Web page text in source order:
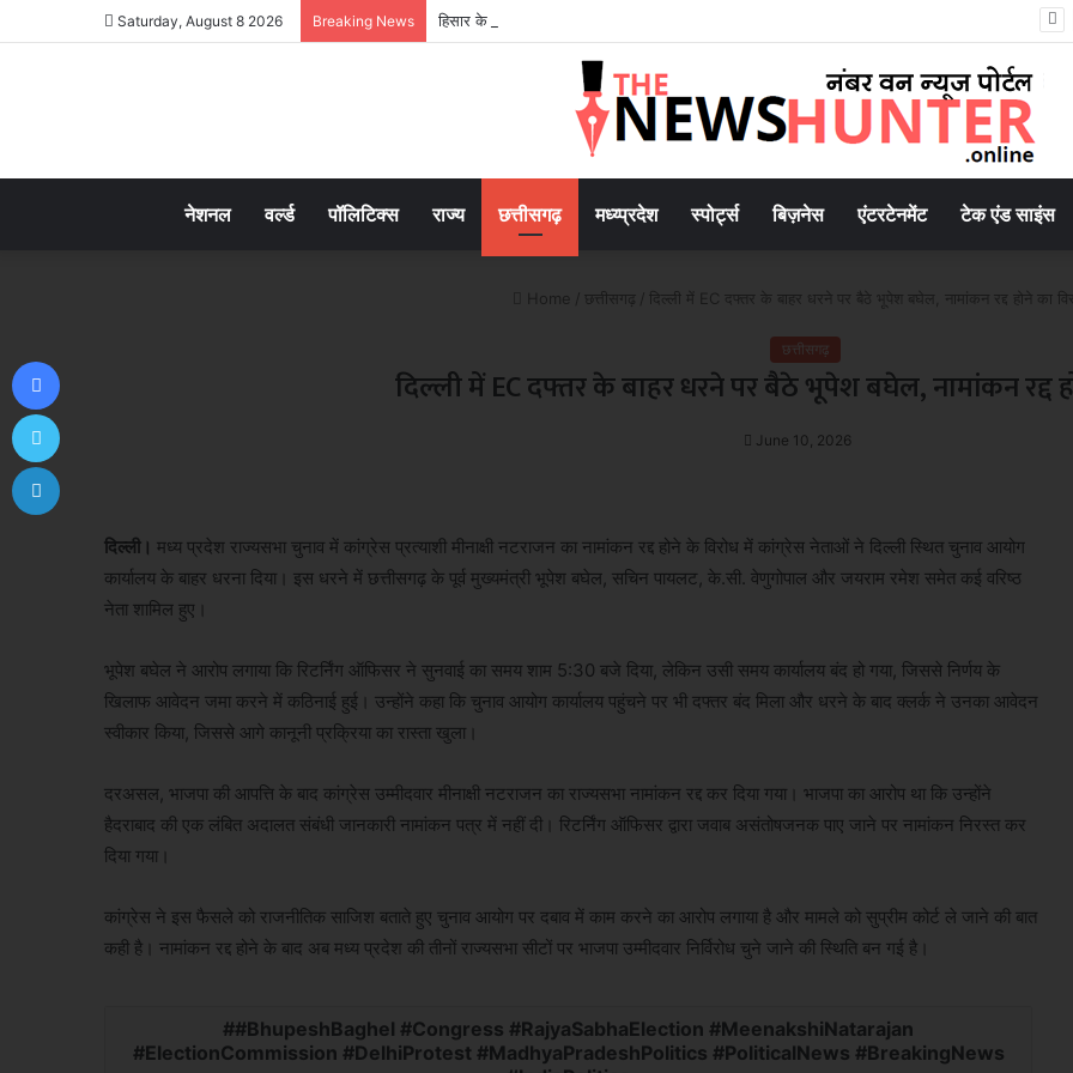
Saturday, August 8 2026 Breaking News हिसार के कॉलेज के प्रोफेसरों ने तैयार की आम-जामुन की खास वाइन, मिला पेटेंट
नेशनल वर्ल्ड पॉलिटिक्स राज्य छत्तीसगढ़ मध्य्प्रदेश स्पोर्ट्स बिज़नेस एंटरटेनमेंट टेक एंड साइंस
Home / छत्तीसगढ़ / दिल्ली में EC दफ्तर के बाहर धरने पर बैठे भूपेश बघेल, नामांकन रद्द होने का
छत्तीसगढ़
दिल्ली में EC दफ्तर के बाहर धरने पर बैठे भूपेश बघेल, नामांकन रद्द
June 10, 2026
दिल्ली। मध्य प्रदेश राज्यसभा चुनाव में कांग्रेस प्रत्याशी मीनाक्षी नटराजन का नामांकन रद्द होने के विरोध में कांग्रेस नेताओं ने दिल्ली स्थित चुनाव आयोग
कार्यालय के बाहर धरना दिया। इस धरने में छत्तीसगढ़ के पूर्व मुख्यमंत्री भूपेश बघेल, सचिन पायलट, के.सी. वेणुगोपाल और जयराम रमेश समेत कई वरिष्ठ
नेता शामिल हुए।
भूपेश बघेल ने आरोप लगाया कि रिटर्निंग ऑफिसर ने सुनवाई का समय शाम 5:30 बजे दिया, लेकिन उसी समय कार्यालय बंद हो गया, जिससे निर्णय के
खिलाफ आवेदन जमा करने में कठिनाई हुई। उन्होंने कहा कि चुनाव आयोग कार्यालय पहुंचने पर भी दफ्तर बंद मिला और धरने के बाद क्लर्क ने उनका आवेदन
स्वीकार किया, जिससे आगे कानूनी प्रक्रिया का रास्ता खुला।
दरअसल, भाजपा की आपत्ति के बाद कांग्रेस उम्मीदवार मीनाक्षी नटराजन का राज्यसभा नामांकन रद्द कर दिया गया। भाजपा का आरोप था कि उन्होंने
हैदराबाद की एक लंबित अदालत संबंधी जानकारी नामांकन पत्र में नहीं दी। रिटर्निंग ऑफिसर द्वारा जवाब असंतोषजनक पाए जाने पर नामांकन निरस्त कर
दिया गया।
कांग्रेस ने इस फैसले को राजनीतिक साजिश बताते हुए चुनाव आयोग पर दबाव में काम करने का आरोप लगाया है और मामले को सुप्रीम कोर्ट ले जाने की बात
कही है। नामांकन रद्द होने के बाद अब मध्य प्रदेश की तीनों राज्यसभा सीटों पर भाजपा उम्मीदवार निर्विरोध चुने जाने की स्थिति बन गई है।
#BhupeshBaghel #Congress #RajyaSabhaElection #MeenakshiNatarajan
#ElectionCommission #DelhiProtest #MadhyaPradeshPolitics #PoliticalNews #BreakingNews